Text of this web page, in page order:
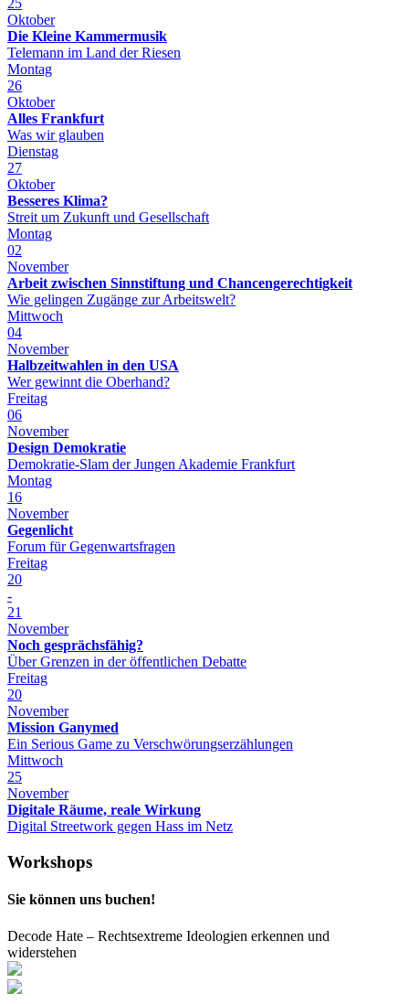
25
Oktober
Die Kleine Kammermusik
Telemann im Land der Riesen
Montag
26
Oktober
Alles Frankfurt
Was wir glauben
Dienstag
27
Oktober
Besseres Klima?
Streit um Zukunft und Gesellschaft
Montag
02
November
Arbeit zwischen Sinnstiftung und Chancengerechtigkeit
Wie gelingen Zugänge zur Arbeitswelt?
Mittwoch
04
November
Halbzeitwahlen in den USA
Wer gewinnt die Oberhand?
Freitag
06
November
Design Demokratie
Demokratie-Slam der Jungen Akademie Frankfurt
Montag
16
November
Gegenlicht
Forum für Gegenwartsfragen
Freitag
20
-
21
November
Noch gesprächsfähig?
Über Grenzen in der öffentlichen Debatte
Freitag
20
November
Mission Ganymed
Ein Serious Game zu Verschwörungserzählungen
Mittwoch
25
November
Digitale Räume, reale Wirkung
Digital Streetwork gegen Hass im Netz
Workshops
Sie können uns buchen!
Decode Hate – Rechtsextreme Ideologien erkennen und
widerstehen